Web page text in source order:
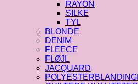
RAYON
SILKE
TYL
BLONDE
DENIM
FLEECE
FLØJL
JACQUARD